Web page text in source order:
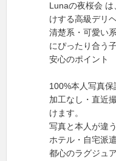
Lunaの夜桜会
けする高級デリ
清楚系・可愛い
にぴったり合う
安心のポイント
100%本人写真保
加工なし・直近
けます。
写真と本人が違
ホテル・自宅派
都心のラグジュ